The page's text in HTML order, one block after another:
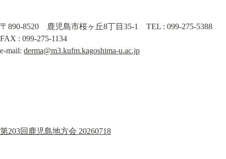
〒890-8520　鹿児島市桜ヶ丘8丁目35-1　TEL : 099-275-5388
FAX : 099-275-1134
e-mail: derma@m3.kufm.kagoshima-u.ac.jp
第203回鹿児島地方会 20260718